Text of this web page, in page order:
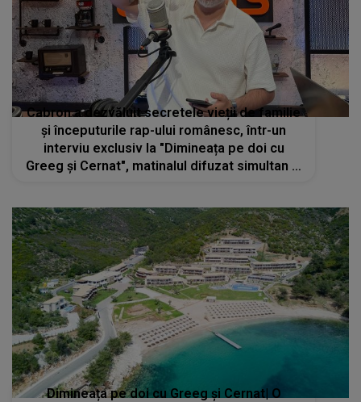
Cabron a dezvăluit secretele vieții de familie
și începuturile rap-ului românesc, într-un
interviu exclusiv la "Dimineața pe doi cu
Greeg și Cernat", matinalul difuzat simultan la
Dimineața pe doi cu Greeg și Cernat| O